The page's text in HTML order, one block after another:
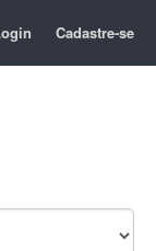
Cadastre-se